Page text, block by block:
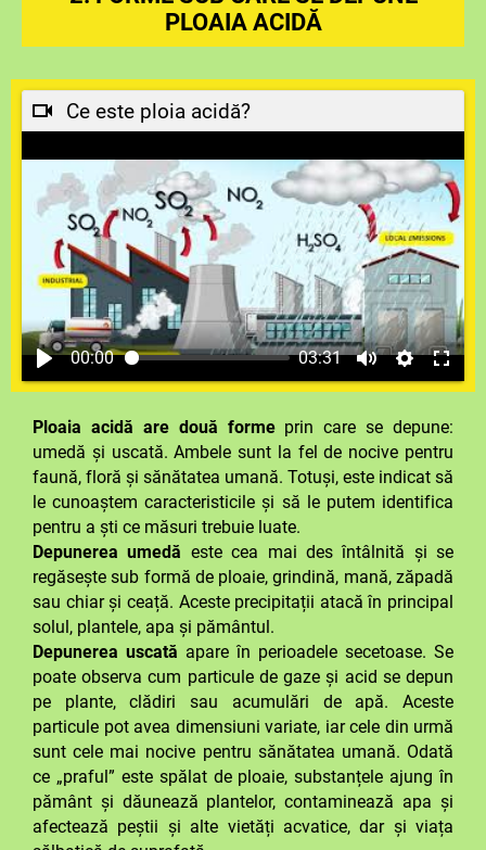
PLOAIA ACIDĂ
Ce este ploia acidă?
00:00 03:31
Ploaia acidă are două formeprin care se depune:
umedă și uscată. Ambele sunt la fel de nocive pentru
faună, floră și sănătatea umană. Totuși, este indicat să
le cunoaștem caracteristicile și să le putem identifica
pentru a ști ce măsuri trebuie luate.
Depunerea umedă este cea mai des întâlnită și se
regăsește sub formă de ploaie, grindină, mană, zăpadă
sau chiar și ceață. Aceste precipitații atacă în principal
solul, plantele, apa și pământul.
Depunerea uscată apare în perioadele secetoase. Se
poate observa cum particule de gaze și acid se depun
pe plante, clădiri sau acumulări de apă. Aceste
particule pot avea dimensiuni variate, iar cele din urmă
sunt cele mai nocive pentru sănătatea umană. Odată
ce „praful” este spălat de ploaie, substanțele ajung în
pământ și dăunează plantelor, contaminează apa și
afectează peștii și alte vietăți acvatice, dar și viața